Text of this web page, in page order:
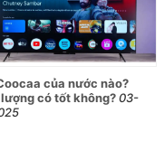
của nước nào?
có tốt không?03-